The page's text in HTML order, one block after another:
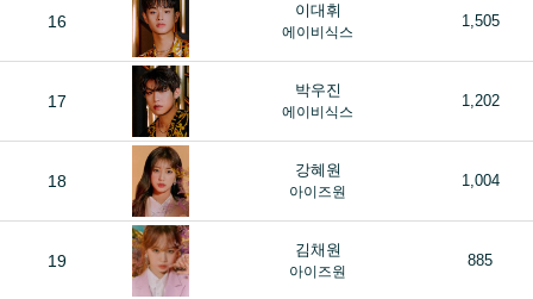
16
이대휘
에이비식스
1,505
17
박우진
에이비식스
1,202
18
강혜원
아이즈원
1,004
19
김채원
아이즈원
885